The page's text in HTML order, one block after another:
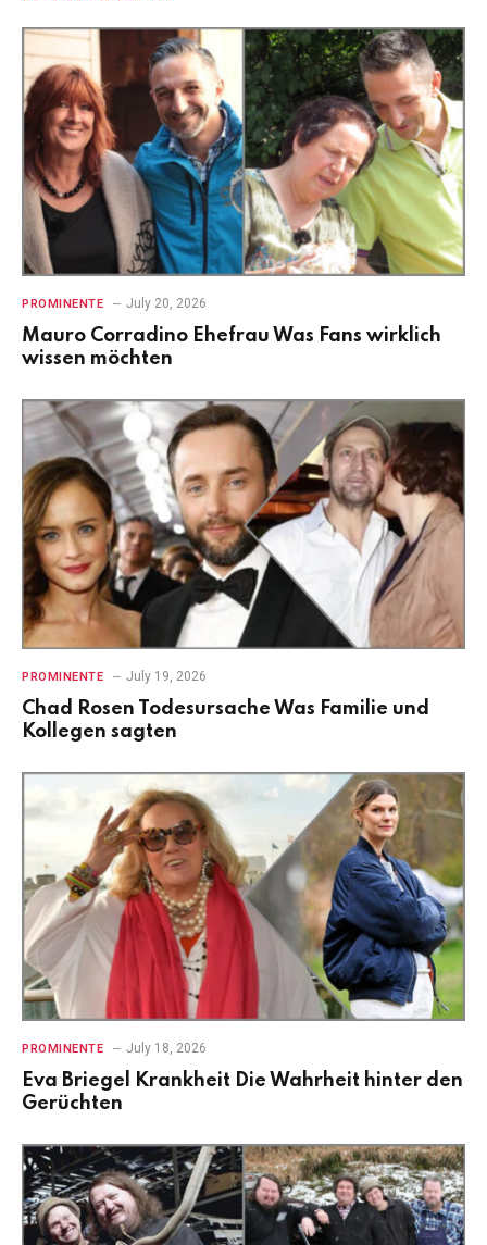
PROMINENTE July 20, 2026
Mauro Corradino Ehefrau Was Fans wirklich
wissen möchten
PROMINENTE July 19, 2026
Chad Rosen Todesursache Was Familie und
Kollegen sagten
PROMINENTE July 18, 2026
Eva Briegel Krankheit Die Wahrheit hinter den
Gerüchten